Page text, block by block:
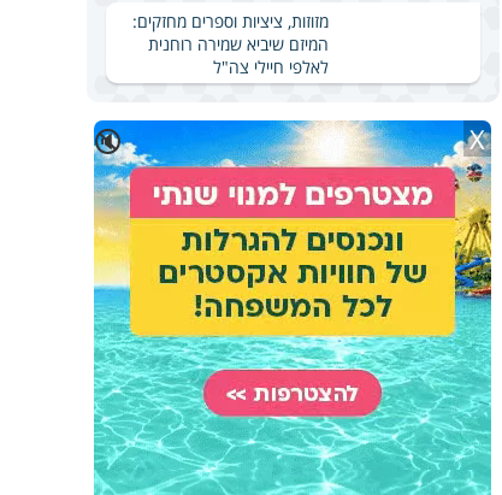
מזוזות, ציציות וספרים מחזקים:
המיזם שיביא שמירה רוחנית
לאלפי חיילי צה"ל
🔇 X